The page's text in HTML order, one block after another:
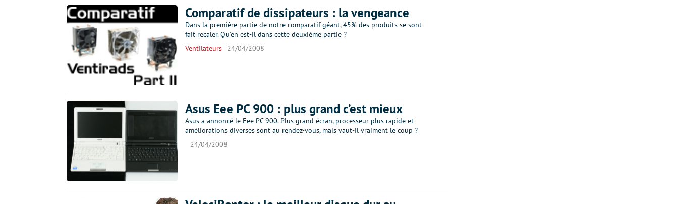
Comparatif de dissipateurs : la vengeance
Dans la première partie de notre comparatif géant, 45% des produits se sont
fait recaler. Qu'en est-il dans cette deuxième partie ?
Ventilateurs
24/04/2008
Asus Eee PC 900 : plus grand c’est mieux
Asus a annoncé le Eee PC 900. Plus grand écran, processeur plus rapide et
améliorations diverses sont au rendez-vous, mais vaut-il vraiment le coup ?
24/04/2008